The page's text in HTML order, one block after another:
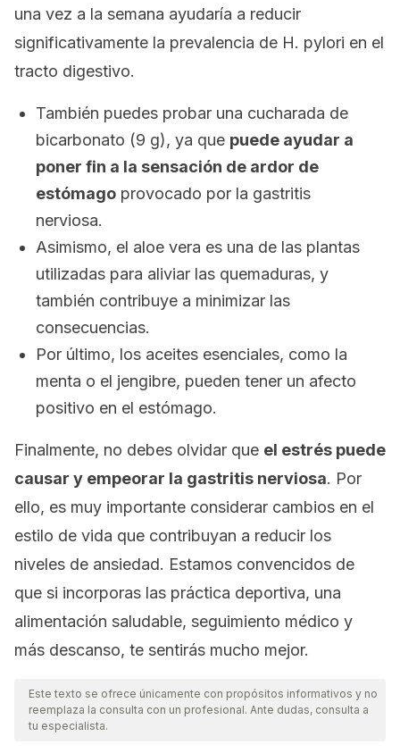
una vez a la semana ayudaría a reducir
significativamente la prevalencia de H. pylori en el
tracto digestivo.
También puedes probar una cucharada de
bicarbonato (9 g), ya que puede ayudar a
poner fin a la sensación de ardor de
estómago provocado por la gastritis
nerviosa.
Asimismo, el aloe vera es una de las plantas
utilizadas para aliviar las quemaduras, y
también contribuye a minimizar las
consecuencias.
Por último, los aceites esenciales, como la
menta o el jengibre, pueden tener un afecto
positivo en el estómago.
Finalmente, no debes olvidar que el estrés puede
causar y empeorar la gastritis nerviosa. Por
ello, es muy importante considerar cambios en el
estilo de vida que contribuyan a reducir los
niveles de ansiedad. Estamos convencidos de
que si incorporas las práctica deportiva, una
alimentación saludable, seguimiento médico y
más descanso, te sentirás mucho mejor.
Este texto se ofrece únicamente con propósitos informativos y no
reemplaza la consulta con un profesional. Ante dudas, consulta a
tu especialista.